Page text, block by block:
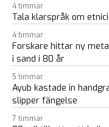
4 timmar
Tala klarspråk om
4 timmar
Forskare hittar ny
i sand i 80 år
5 timmar
Ayub kastade in
slipper fängelse
7 timmar